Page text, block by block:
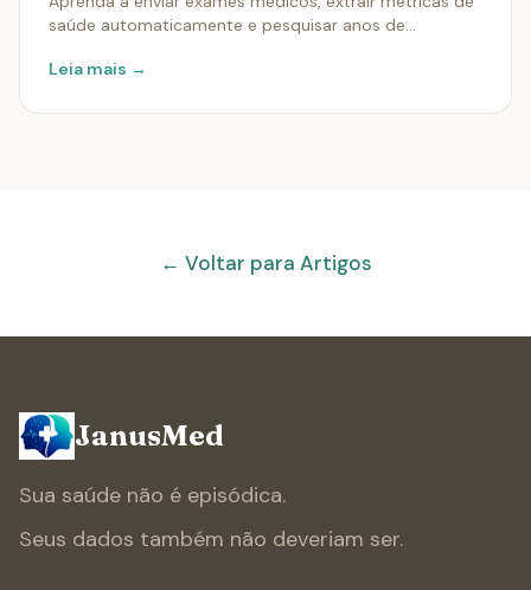
saúde automaticamente e pesquisar anos de
Leia mais →
← Voltar para Artigos
JanusMed
Sua saúde não é episódica.
Seus dados também não deveriam ser.